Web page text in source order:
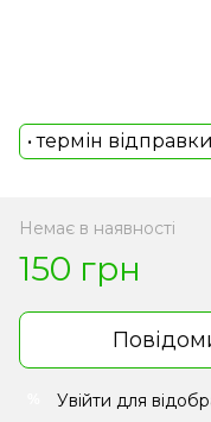
• термін
Немає в наявності
150 грн
Увійти для